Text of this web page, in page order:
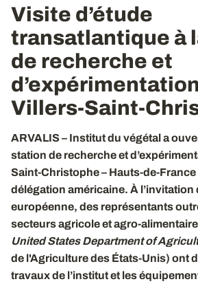
Visite d’étude
transatlantique à
de recherche et
d’expérimentation
Villers-Saint-
ARVALIS – Institut du végétal a
station de recherche et
Saint-Christophe – Hauts-de-France
délégation américaine. À l’invitation
européenne, des représentants
secteurs agricole et agro-
United States Department of
de l'Agriculture des États-Unis) ont
travaux de l’institut et les